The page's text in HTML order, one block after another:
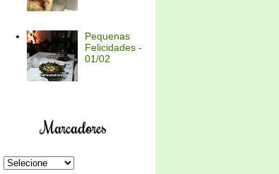
Pequenas
Felicidades -
01/02
Marcadores